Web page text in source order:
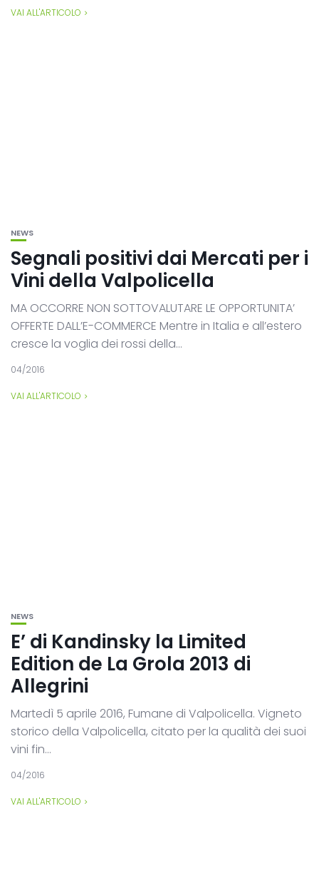
VAI ALL'ARTICOLO
NEWS
Segnali positivi dai Mercati per i
Vini della Valpolicella
MA OCCORRE NON SOTTOVALUTARE LE OPPORTUNITA’
OFFERTE DALL’E-COMMERCE Mentre in Italia e all’estero
cresce la voglia dei rossi della...
04/2016
VAI ALL'ARTICOLO
NEWS
E’ di Kandinsky la Limited
Edition de La Grola 2013 di
Allegrini
Martedì 5 aprile 2016, Fumane di Valpolicella. Vigneto
storico della Valpolicella, citato per la qualità dei suoi
vini fin...
04/2016
VAI ALL'ARTICOLO